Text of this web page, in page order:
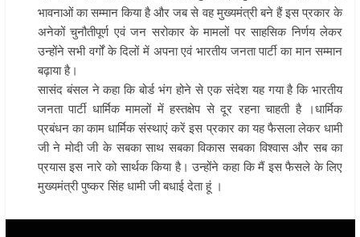
मुख्यमंत्री पुष्कर सिंह धामी ने
बटालियन गदरपुर का किया भ्रमण,
जानकारी
भावनाओं का सम्मान किया है और जब से वह मुख्यमंत्री बने हैं इस प्रकार के
अनेकों चुनौतीपूर्ण एवं जन सरोकार के मामलों पर साहसिक निर्णय लेकर
उन्होंने सभी वर्गों के दिलों में अपना एवं भारतीय जनता पार्टी का मान सम्मान
बढ़ाया है।
सासंद बंसल ने कहा कि बोर्ड भंग होने से एक संदेश यह गया है कि भारतीय
जनता पार्टी धार्मिक मामलों में हस्तक्षेप से दूर रहना चाहती है ।धार्मिक
प्रबंधन का काम धार्मिक संस्थाएं करें इस प्रकार का यह फैसला लेकर धामी
जी ने मोदी जी के सबका साथ सबका विकास सबका विश्वास और सब का
प्रयास इस नारे को सार्थक किया है। उन्होंने कहा कि मैं इस फैसले के लिए
मुख्यमंत्री पुष्कर सिंह धामी जी बधाई देता हूं ।